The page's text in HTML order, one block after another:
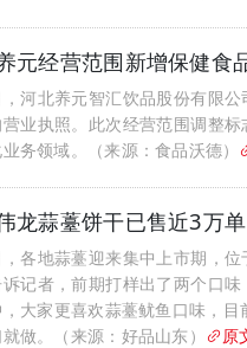
元经营范围新增保健食
河北养元智汇饮品股份有限
营业执照。此次经营范围调整
务领域。（来源：食品沃德）
龙蒜薹饼干已售近3万
各地蒜薹迎来集中上市期，
诉记者，前期打样出了两个口
大家更喜欢蒜薹鱿鱼口味，目
做。（来源：好品山东）
原